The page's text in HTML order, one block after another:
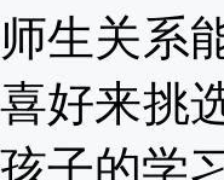
师生关系
喜好来挑
孩子的学